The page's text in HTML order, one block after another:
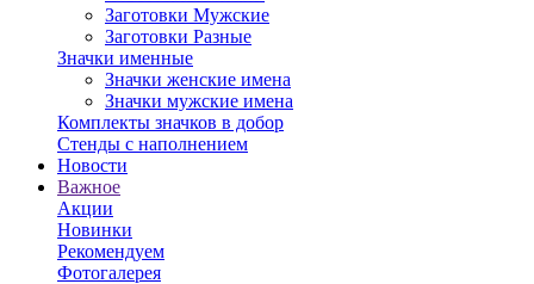
Заготовки Мужские
Заготовки Разные
Значки именные
Значки женские имена
Значки мужские имена
Комплекты значков в добор
Стенды с наполнением
Новости
Важное
Акции
Новинки
Рекомендуем
Фотогалерея